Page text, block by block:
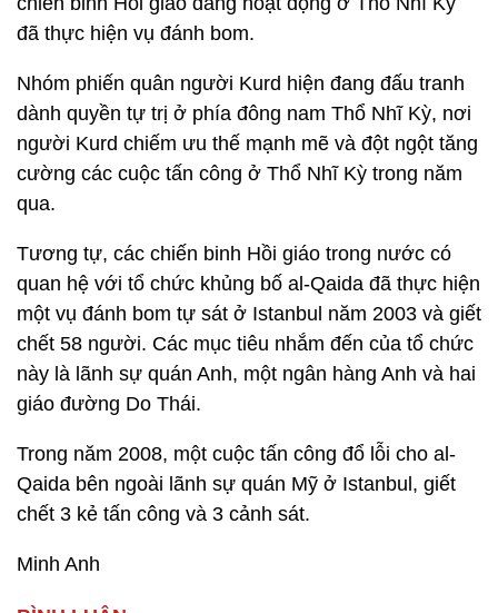
đã thực hiện vụ đánh bom.
Nhóm phiến quân người Kurd hiện đang đấu tranh
dành quyền tự trị ở phía đông nam Thổ Nhĩ Kỳ, nơi
người Kurd chiếm ưu thế mạnh mẽ và đột ngột tăng
cường các cuộc tấn công ở Thổ Nhĩ Kỳ trong năm
qua.
Tương tự, các chiến binh Hồi giáo trong nước có
quan hệ với tổ chức khủng bố al-Qaida đã thực hiện
một vụ đánh bom tự sát ở Istanbul năm 2003 và giết
chết 58 người. Các mục tiêu nhắm đến của tổ chức
này là lãnh sự quán Anh, một ngân hàng Anh và hai
giáo đường Do Thái.
Trong năm 2008, một cuộc tấn công đổ lỗi cho al-
Qaida bên ngoài lãnh sự quán Mỹ ở Istanbul, giết
chết 3 kẻ tấn công và 3 cảnh sát.
Minh Anh